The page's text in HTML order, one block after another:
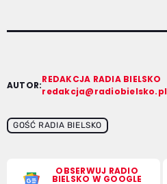
AUTOR:
REDAKCJA RADIA BIELSKO
redakcja@radiobielsko.pl
GOŚĆ RADIA BIELSKO
OBSERWUJ RADIO
BIELSKO W GOOGLE